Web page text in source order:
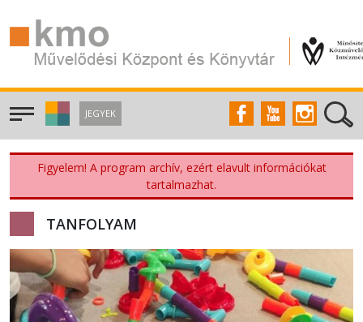
JEGYEK
Figyelem! A program archív, ezért elavult információkat
tartalmazhat.
TANFOLYAM